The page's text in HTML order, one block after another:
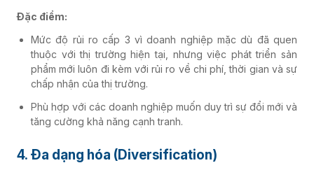
Đặc điểm:
Mức độ rủi ro cấp 3 vì doanh nghiệp mặc dù đã quen
thuộc với thị trường hiện tại, nhưng việc phát triển sản
phẩm mới luôn đi kèm với rủi ro về chi phí, thời gian và sự
chấp nhận của thị trường.
Phù hợp với các doanh nghiệp muốn duy trì sự đổi mới và
tăng cường khả năng cạnh tranh.
4. Đa dạng hóa (Diversification)